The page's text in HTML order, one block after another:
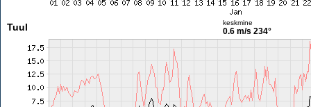
Tuul keskmine
0.6 m/s 234°